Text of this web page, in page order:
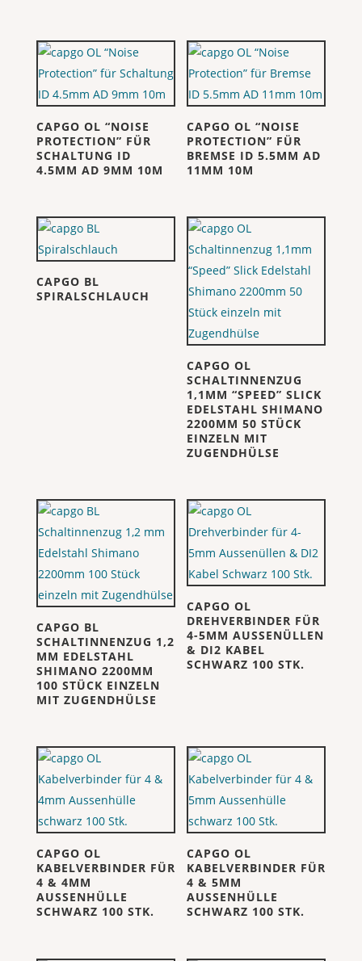
CAPGO OL “NOISE
PROTECTION” FÜR
SCHALTUNG ID
4.5MM AD 9MM 10M
CAPGO OL “NOISE
PROTECTION” FÜR
BREMSE ID 5.5MM AD
11MM 10M
CAPGO BL
SPIRALSCHLAUCH
CAPGO OL
SCHALTINNENZUG
1,1MM “SPEED” SLICK
EDELSTAHL SHIMANO
2200MM 50 STÜCK
EINZELN MIT
ZUGENDHÜLSE
CAPGO BL
SCHALTINNENZUG 1,2
MM EDELSTAHL
SHIMANO 2200MM
100 STÜCK EINZELN
MIT ZUGENDHÜLSE
CAPGO OL
DREHVERBINDER FÜR
4-5MM AUSSENÜLLEN
& DI2 KABEL
SCHWARZ 100 STK.
CAPGO OL
KABELVERBINDER FÜR
4 & 4MM
AUSSENHÜLLE
SCHWARZ 100 STK.
CAPGO OL
KABELVERBINDER FÜR
4 & 5MM
AUSSENHÜLLE
SCHWARZ 100 STK.